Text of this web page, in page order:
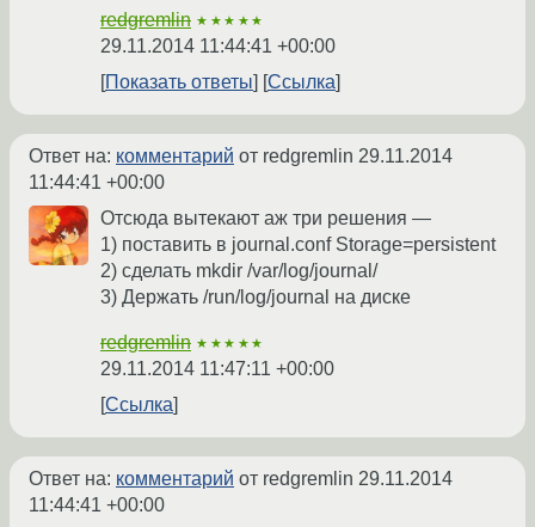
redgremlin ★★★★★
29.11.2014 11:44:41 +00:00
Показать ответы
Ссылка
Ответ на: комментарий от redgremlin 29.11.2014
11:44:41 +00:00
Отсюда вытекают аж три решения —
1) поставить в journal.conf Storage=persistent
2) сделать mkdir /var/log/journal/
3) Держать /run/log/journal на диске
redgremlin ★★★★★
29.11.2014 11:47:11 +00:00
Ссылка
Ответ на: комментарий от redgremlin 29.11.2014
11:44:41 +00:00